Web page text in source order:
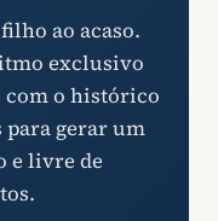
ao acaso.
exclusivo
com o histórico
para gerar um
e livre de